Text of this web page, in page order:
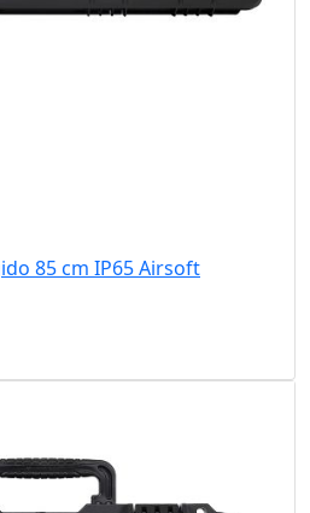
85 cm IP65 Airsoft